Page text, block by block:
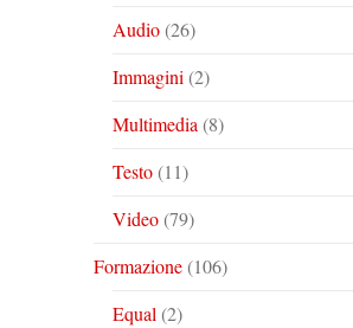
Audio(26)
Immagini (2)
Multimedia (8)
Testo(11)
Video(79)
Formazione(106)
Equal (2)